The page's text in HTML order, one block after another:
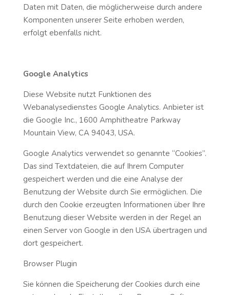
Daten mit Daten, die möglicherweise durch andere
Komponenten unserer Seite erhoben werden,
erfolgt ebenfalls nicht.
Google Analytics
Diese Website nutzt Funktionen des
Webanalysedienstes Google Analytics. Anbieter ist
die Google Inc., 1600 Amphitheatre Parkway
Mountain View, CA 94043, USA.
Google Analytics verwendet so genannte “Cookies”.
Das sind Textdateien, die auf Ihrem Computer
gespeichert werden und die eine Analyse der
Benutzung der Website durch Sie ermöglichen. Die
durch den Cookie erzeugten Informationen über Ihre
Benutzung dieser Website werden in der Regel an
einen Server von Google in den USA übertragen und
dort gespeichert.
Browser Plugin
Sie können die Speicherung der Cookies durch eine